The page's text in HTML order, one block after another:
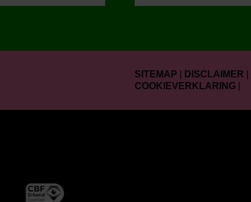
SITEMAP DISCLAIMER
COOKIEVERKLARING